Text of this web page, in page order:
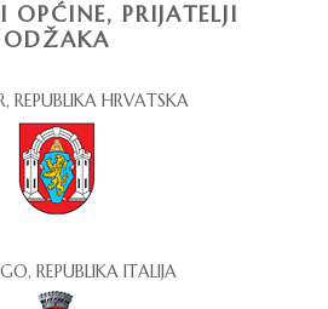
PRIJATELJI
ODŽAKA
REPUBLIKA HRVATSKA
REPUBLIKA ITALIJA